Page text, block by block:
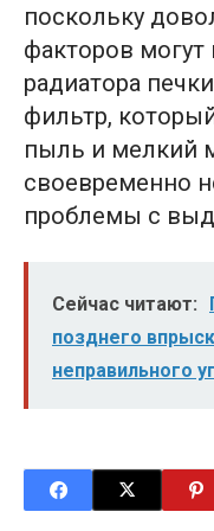
поскольку
факторов могут
радиатора
фильтр,
пыль и мелкий
своевременно
проблемы с
Сейчас читают:
позднего
неправильного